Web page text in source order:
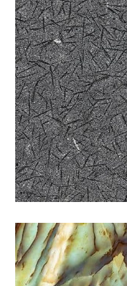
蒂芬妮透光
特殊 / 石材色系 / 綠